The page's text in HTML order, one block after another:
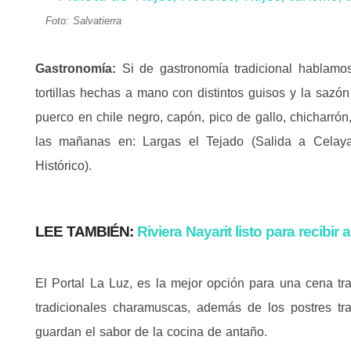
Foto: Salvatierra
Gastronomía: Si de gastronomía tradicional
tortillas hechas a mano con distintos guisos y la
puerco en chile negro, capón, pico de gallo,
las mañanas en: Largas el Tejado (Salida a
Histórico).
LEE TAMBIÉN: Riviera Nayarit listo para recibir
El Portal La Luz, es la mejor opción para una cena
tradicionales charamuscas, además de los postres
guardan el sabor de la cocina de antaño.